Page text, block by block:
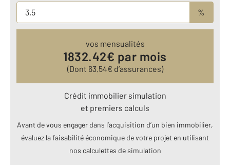
%
vos mensualités
1832.42€ par mois
(Dont 63.54€ d’assurances)
Crédit immobilier simulation
et premiers calculs
Avant de vous engager dans l’acquisition d’un bien immobilier,
évaluez la faisabilité économique de votre projet en utilisant
nos calculettes de simulation